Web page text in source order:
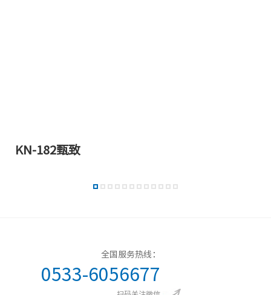
KN-182甄致
全国服务热线：
0533-6056677